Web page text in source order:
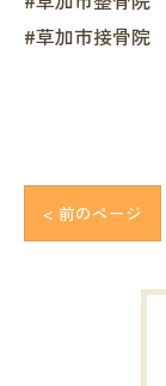
#草加市接骨院
< 前のページ